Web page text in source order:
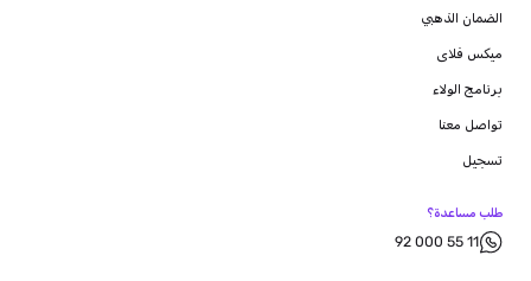
الضمان الذهبي
ميكس فلاى
برنامج الولاء
تواصل معنا
تسجيل
طلب مساعدة؟
92 000 55 11